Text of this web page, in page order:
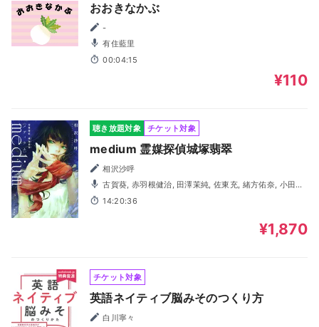
おおきなかぶ
-
有住藍里
00:04:15
¥110
聴き放題対象 チケット対象
medium 霊媒探偵城塚翡翠
相沢沙呼
古賀葵, 赤羽根健治, 田澤茉純, 佐東充, 緒方佑奈, 小田果
林, 赤星真衣子, ボルケーノ太田, 大谷翔太郎, 有住藍里, 佐藤
元, 幸村恵理
14:20:36
¥1,870
チケット対象
英語ネイティブ脳みそのつくり方
白川寧々